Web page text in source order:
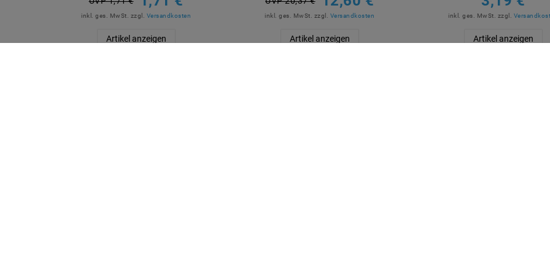
inkl. ges. MwSt. zzgl. Versandkosten
Artikel anzeigen
inkl. ges. MwSt. zzgl. Versandkosten
Artikel anzeigen
inkl. ges. MwSt. zzgl.
Artikel anzeigen